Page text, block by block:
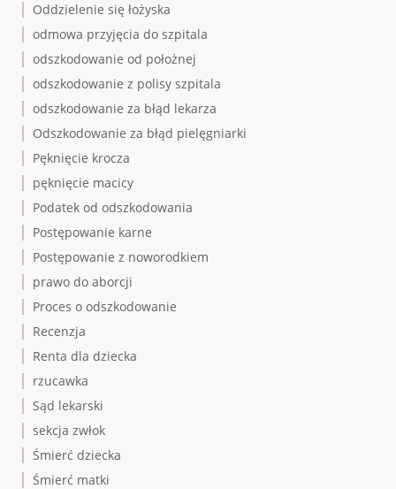
Oddzielenie się łożyska
odmowa przyjęcia do szpitala
odszkodowanie od położnej
odszkodowanie z polisy szpitala
odszkodowanie za błąd lekarza
Odszkodowanie za błąd pielęgniarki
Pęknięcie krocza
pęknięcie macicy
Podatek od odszkodowania
Postępowanie karne
Postępowanie z noworodkiem
prawo do aborcji
Proces o odszkodowanie
Recenzja
Renta dla dziecka
rzucawka
Sąd lekarski
sekcja zwłok
Śmierć dziecka
Śmierć matki